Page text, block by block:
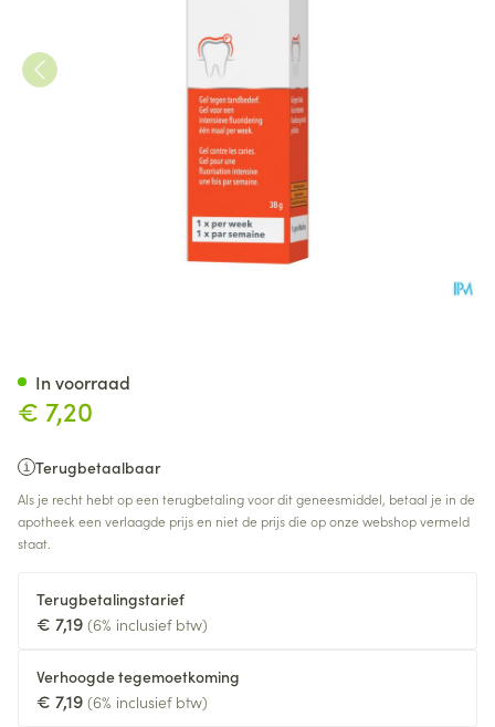
€ 7,20
Terugbetaalbaar
Als je recht hebt op een terugbetaling voor dit geneesmiddel, betaal je in de
apotheek een verlaagde prijs en niet de prijs die op onze webshop vermeld
staat.
Terugbetalingstarief
€ 7,19 (6% inclusief btw)
Verhoogde tegemoetkoming
€ 7,19 (6% inclusief btw)
In voorraad